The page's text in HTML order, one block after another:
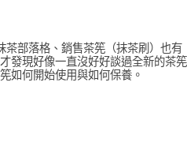
部落格、銷售茶筅（抹茶刷）也有
發現好像一直沒好好談過全新的茶筅
如何開始使用與如何保養。